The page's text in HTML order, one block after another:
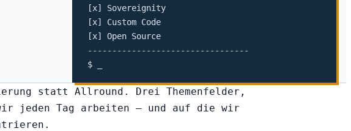
[x] Sovereignity
[x] Custom Code
[x] Open Source
---------------------------------
$ _
statt Allround. Drei Themenfelder,
jeden Tag arbeiten — und auf die wir